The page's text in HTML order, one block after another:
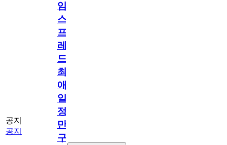
공지
공지
임
스
프
레
드]
최
애
일
정
만
구